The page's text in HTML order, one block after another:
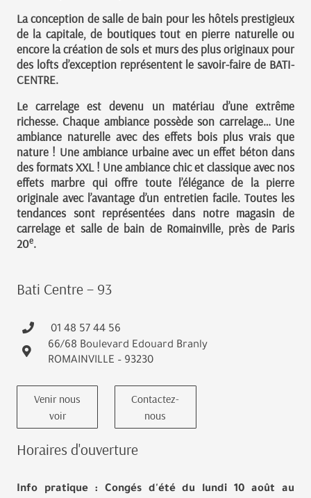
La conception de salle de bain pour les hôtels prestigieux
de la capitale, de boutiques tout en pierre naturelle ou
encore la création de sols et murs des plus originaux pour
des lofts d’exception représentent le savoir-faire de BATI-
CENTRE.
Le carrelage est devenu un matériau d’une extrême
richesse. Chaque ambiance possède son carrelage… Une
ambiance naturelle avec des effets bois plus vrais que
nature ! Une ambiance urbaine avec un effet béton dans
des formats XXL ! Une ambiance chic et classique avec nos
effets marbre qui offre toute l’élégance de la pierre
originale avec l’avantage d’un entretien facile. Toutes les
tendances sont représentées dans notre magasin de
carrelage et salle de bain de Romainville, près de Paris
20e.
Bati Centre – 93
01 48 57 44 56
66/68 Boulevard Edouard Branly
ROMAINVILLE – 93230
Venir nous
voir
Contactez-
nous
Horaires d'ouverture
Info pratique : Congés d'été du lundi 10 août au